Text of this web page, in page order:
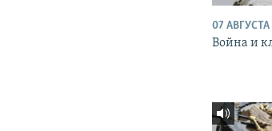
07 АВГУСТА
Война и